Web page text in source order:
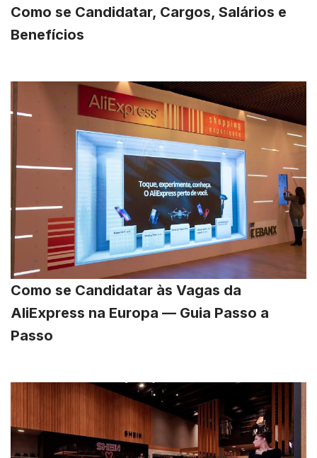
Como se Candidatar, Cargos, Salários e
Benefícios
Como se Candidatar às Vagas da
AliExpress na Europa — Guia Passo a
Passo